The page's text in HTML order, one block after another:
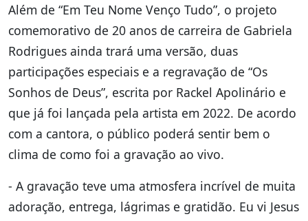
Além de “Em Teu Nome Venço Tudo”, o projeto
comemorativo de 20 anos de carreira de Gabriela
Rodrigues ainda trará uma versão, duas
participações especiais e a regravação de “Os
Sonhos de Deus”, escrita por Rackel Apolinário e
que já foi lançada pela artista em 2022. De acordo
com a cantora, o público poderá sentir bem o
clima de como foi a gravação ao vivo.
- A gravação teve uma atmosfera incrível de muita
adoração, entrega, lágrimas e gratidão. Eu vi Jesus